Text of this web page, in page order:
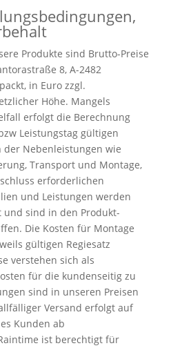
Produkte sind Brutto-Preise
8, A-2482
in Euro zzgl.
Höhe. Mangels
erfolgt die Berechnung
Leistungstag gültigen
der Nebenleistungen wie
Transport und Montage,
erforderlichen
und Leistungen werden
sind in den Produkt-
Die Kosten für Montage
gültigen Regiesatz
verstehen sich als
für die kundenseitig zu
sind in unseren Preisen
Versand erfolgt auf
Kunden ab
ist berechtigt für